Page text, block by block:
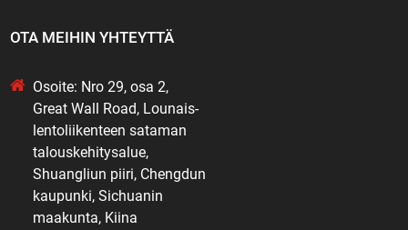
OTA MEIHIN YHTEYTTÄ
Osoite: Nro 29, osa 2,
Great Wall Road, Lounais-
lentoliikenteen sataman
talouskehitysalue,
Shuangliun piiri, Chengdun
kaupunki, Sichuanin
maakunta, Kiina